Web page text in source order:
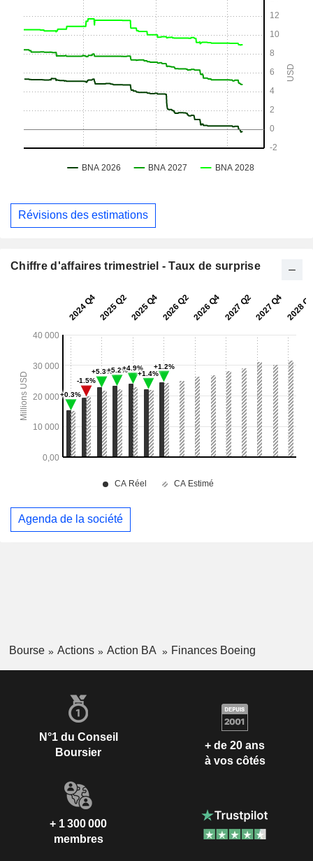
Révisions des estimations
Chiffre d'affaires trimestriel - Taux de surprise
Agenda de la société
Bourse Actions Action BA Finances Boeing
N°1 du Conseil
Boursier
+ de 20 ans
à vos côtés
+ 1 300 000
membres